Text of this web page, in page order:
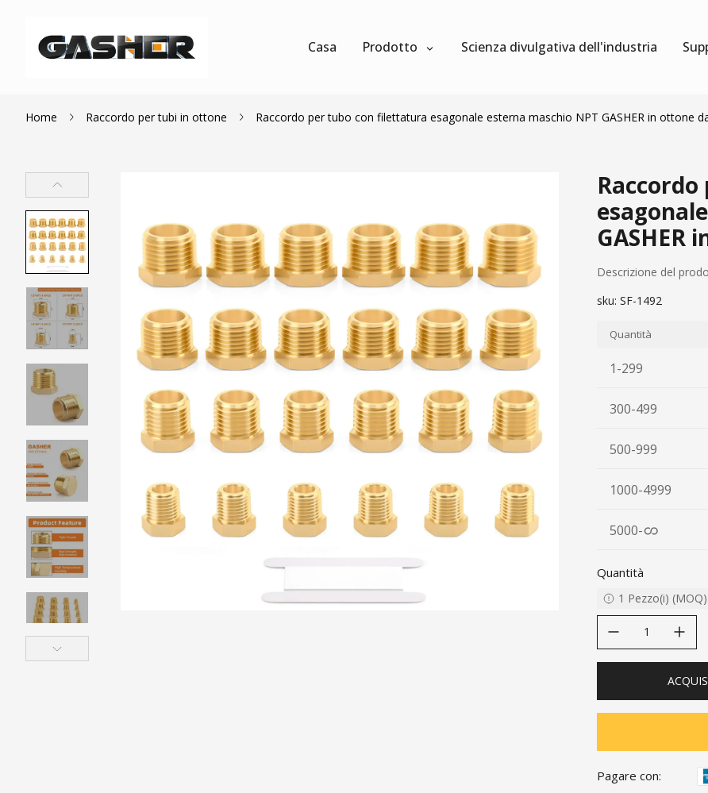
Casa Prodotto Scienza divulgativa dell'industria
Home Raccordo per tubi in ottone Raccordo per tubo con filettatura esagonale esterna maschio NPT GASHER in ottone
GASHER
Descrizione del
sku: SF-1492
Quantità
1-299
300-499
500-999
1000-4999
5000-
Quantità
1 Pezzo(i) (MOQ)
Pagare con: